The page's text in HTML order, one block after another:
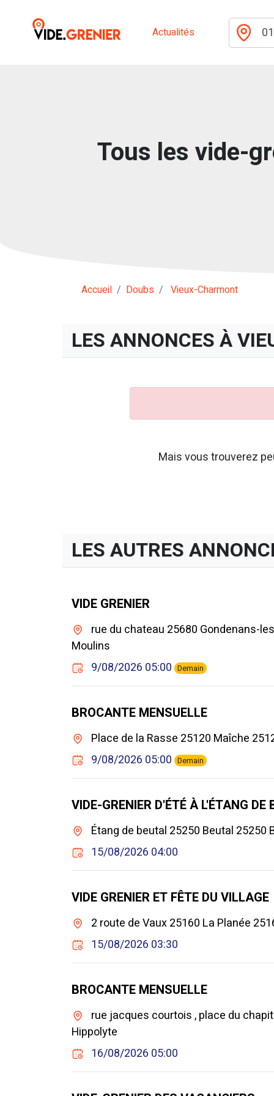
Actualités
Tous les vide-
Accueil Doubs Vieux-Charmont
LES ANNONCES À
Mais vous trouverez
LES AUTRES
VIDE GRENIER
rue du chateau 25680 Gondenans-
Moulins
9/08/2026 05:00 Demain
BROCANTE MENSUELLE
Place de la Rasse 25120 Maîche
9/08/2026 05:00 Demain
VIDE-GRENIER D'ÉTÉ À L'ÉTANG DE
Étang de beutal 25250 Beutal 25250
15/08/2026 04:00
VIDE GRENIER ET FÊTE DU VILLAGE
2 route de Vaux 25160 La Planée
15/08/2026 03:30
BROCANTE MENSUELLE
rue jacques courtois , place du
Hippolyte
16/08/2026 05:00